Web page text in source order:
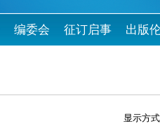
编委会 征订启事 出版
显示方式